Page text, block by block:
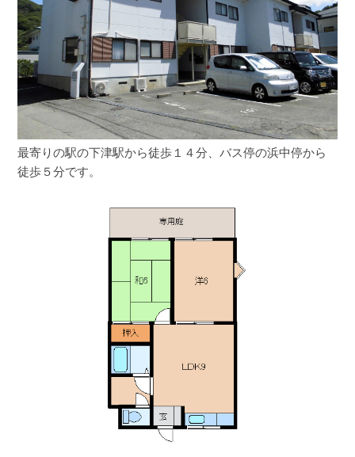
最寄りの駅の下津駅から徒歩１４分、バス停の浜中停から
徒歩５分です。